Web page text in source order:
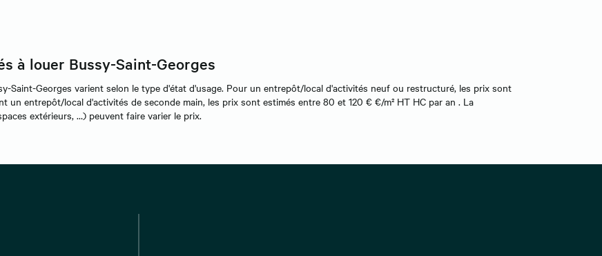
à louer Bussy-Saint-Georges
Saint-Georges varient selon le type d'état d'usage. Pour un entrepôt/local d'activités neuf ou restructuré, les prix sont
un entrepôt/local d'activités de seconde main, les prix sont estimés entre 80 et 120 € €/m² HT HC par an . La
extérieurs, …) peuvent faire varier le prix.